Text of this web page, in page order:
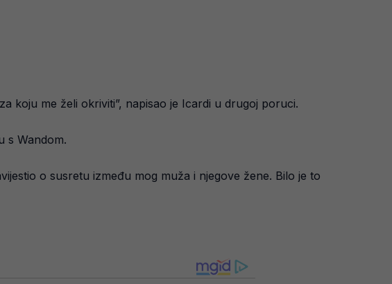
koju me želi okriviti”, napisao je Icardi u drugoj poruci.
s Wandom.
o susretu između mog muža i njegove žene. Bilo je to